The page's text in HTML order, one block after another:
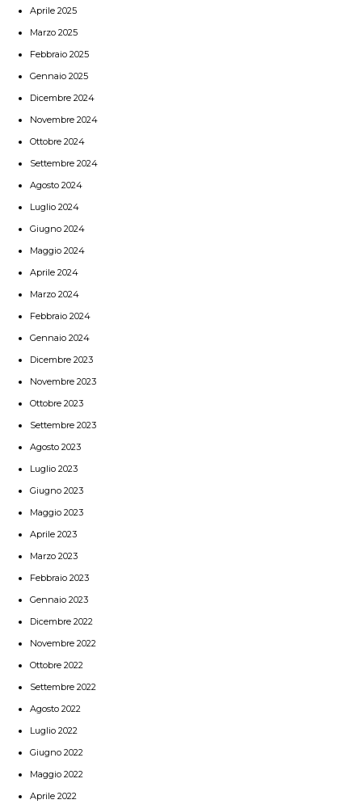
Aprile 2025
Marzo 2025
Febbraio 2025
Gennaio 2025
Dicembre 2024
Novembre 2024
Ottobre 2024
Settembre 2024
Agosto 2024
Luglio 2024
Giugno 2024
Maggio 2024
Aprile 2024
Marzo 2024
Febbraio 2024
Gennaio 2024
Dicembre 2023
Novembre 2023
Ottobre 2023
Settembre 2023
Agosto 2023
Luglio 2023
Giugno 2023
Maggio 2023
Aprile 2023
Marzo 2023
Febbraio 2023
Gennaio 2023
Dicembre 2022
Novembre 2022
Ottobre 2022
Settembre 2022
Agosto 2022
Luglio 2022
Giugno 2022
Maggio 2022
Aprile 2022